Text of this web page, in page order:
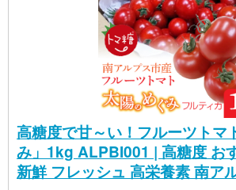
高糖度で甘～い！フルーツトマ
み」1kg ALPBI001 | 高糖度 おすすめ 産地直送
新鮮 フレッシュ 高栄養素 南ア